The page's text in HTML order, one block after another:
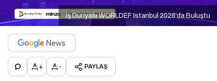
İş Dünyası WORLDEF Istanbul 2026'da Buluştu
+ - PAYLAŞ